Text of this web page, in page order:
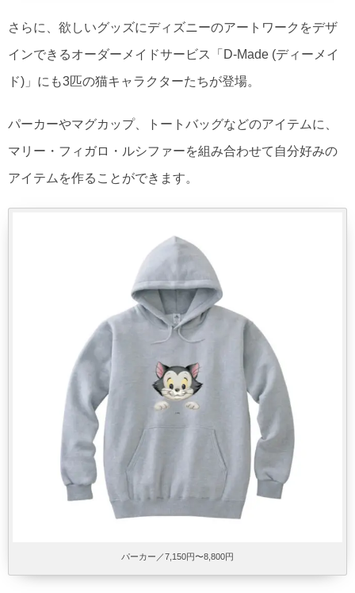
さらに、欲しいグッズにディズニーのアートワークをデザ
インできるオーダーメイドサービス「D-Made (ディーメイ
ド)」にも3匹の猫キャラクターたちが登場。
パーカーやマグカップ、トートバッグなどのアイテムに、
マリー・フィガロ・ルシファーを組み合わせて自分好みの
アイテムを作ることができます。
パーカー／7,150円〜8,800円